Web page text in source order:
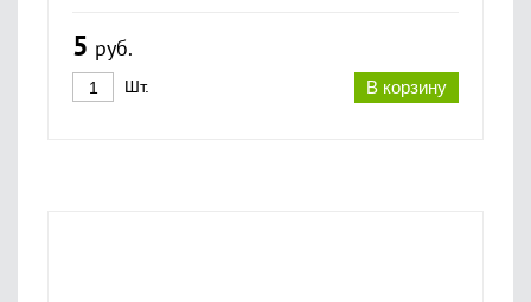
5 руб.
В корзину
Шт.